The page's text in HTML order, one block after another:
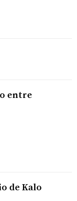
entre
de Kalo